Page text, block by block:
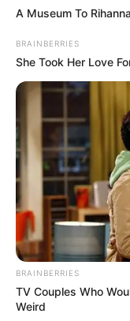
Flip This Switch:
Be $245 But $14
STOPWATT
A Museum To
BRAINBERRIES
She Took Her Love
BRAINBERRIES
TV Couples Who
Weird